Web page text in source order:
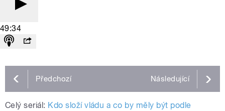
49:34
Předchozí Následující
Celý seriál: Kdo složí vládu a co by měly být podle